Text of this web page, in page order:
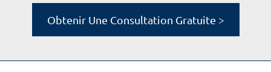
Obtenir Une Consultation Gratuite >